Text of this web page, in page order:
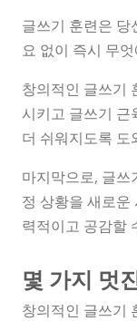
글쓰기 훈련은 당
요 없이 즉시 무
창의적인 글쓰기
시키고 글쓰기 근
더 쉬워지도록 도
마지막으로, 글쓰
정 상황을 새로운
력적이고 공감할
몇 가지 멋
창의적인 글쓰기